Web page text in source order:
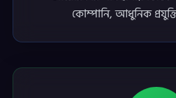
কোম্পানি, আধুনিক